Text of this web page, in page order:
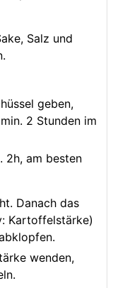
Salz und
geben,
2 Stunden im
Danach das
Kartoffelstärke)